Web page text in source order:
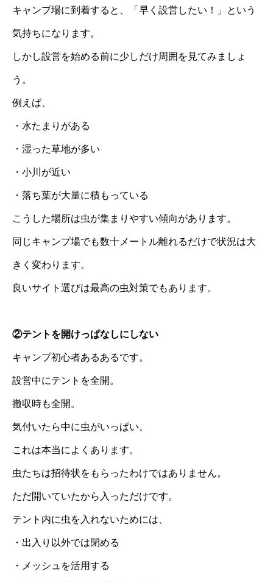
キャンプ場に到着すると、「早く設営したい！」という
気持ちになります。
しかし設営を始める前に少しだけ周囲を見てみましょ
う。
例えば、
・水たまりがある
・湿った草地が多い
・小川が近い
・落ち葉が大量に積もっている
こうした場所は虫が集まりやすい傾向があります。
同じキャンプ場でも数十メートル離れるだけで状況は大
きく変わります。
良いサイト選びは最高の虫対策でもあります。
②テントを開けっぱなしにしない
キャンプ初心者あるあるです。
設営中にテントを全開。
撤収時も全開。
気付いたら中に虫がいっぱい。
これは本当によくあります。
虫たちは招待状をもらったわけではありません。
ただ開いていたから入っただけです。
テント内に虫を入れないためには、
・出入り以外では閉める
・メッシュを活用する